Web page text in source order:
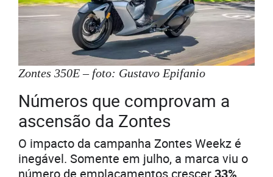
Zontes 350E – foto: Gustavo Epifanio
Números que comprovam a
ascensão da Zontes
O impacto da campanha Zontes Weekz é
inegável. Somente em julho, a marca viu o
número de emplacamentos crescer33%